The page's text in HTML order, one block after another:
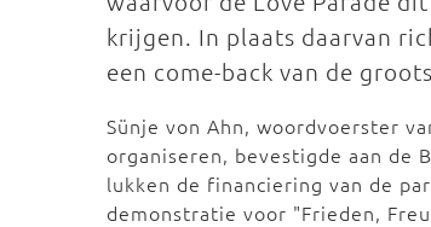
krijgen. In plaats daarvan
een come-back van de
Sünje von Ahn, woordvoerster
organiseren, bevestigde aan de
lukken de financiering van de
demonstratie voor "Frieden,